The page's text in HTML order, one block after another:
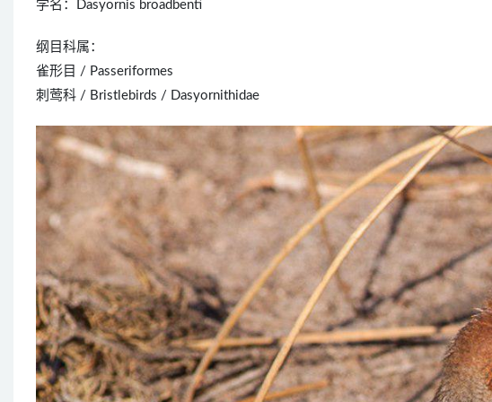
学名：Dasyornis broadbenti
纲目科属：
雀形目 / Passeriformes
刺莺科 / Bristlebirds / Dasyornithidae